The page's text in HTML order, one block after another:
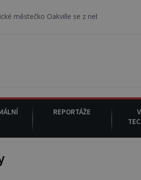
Oakville se z nebe snáší podivná
REPORTÁŽE